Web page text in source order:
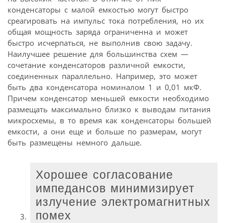
конденсаторы с малой емкостью могут быстро
среагировать на импульс тока потребления, но их
общая мощность заряда ограниченна и может
быстро исчерпаться, не выполнив свою задачу.
Наилучшее решение для большинства схем —
сочетание конденсаторов различной емкости,
соединенных параллельно. Например, это может
быть два конденсатора номиналом 1 и 0,01 мкФ.
Причем конденсатор меньшей емкости необходимо
размещать максимально близко к выводам питания
микросхемы, в то время как конденсаторы большей
емкости, а они еще и больше по размерам, могут
быть размещены немного дальше.
Хорошее согласование
импедансов минимизирует
излучение электромагнитных
помех